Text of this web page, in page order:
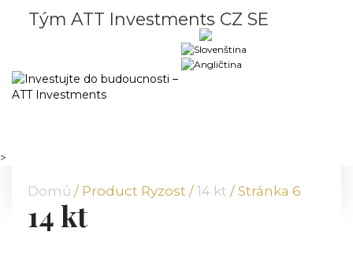
Tým ATT Investments CZ SE
>
Domů / Product Ryzost / 14 kt / Stránka 6
14 kt